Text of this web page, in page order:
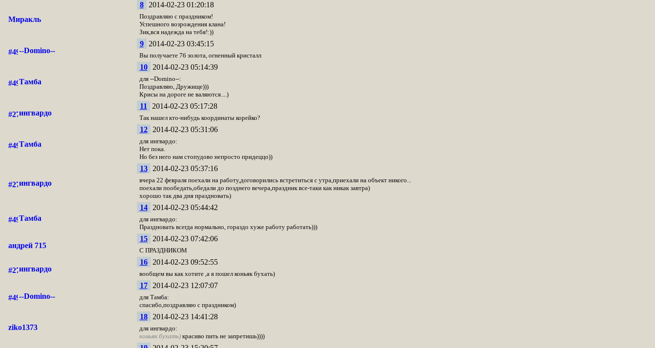
Миракль
8 2014-02-23 01:20:18
Поздравляю с праздником!
Успешного возрождения клана!
Зик,вся надежда на тебя!:))
--Domino--
9 2014-02-23 03:45:15
Вы получаете 76 золота, огненный кристалл
Тамба
10 2014-02-23 05:14:39
для --Domino--:
Поздравляю, Дружище)))
Крисы на дороге не валяются....)
ингвардо
11 2014-02-23 05:17:28
Так нашел кто-нибудь координаты корейко?
Тамба
12 2014-02-23 05:31:06
для ингвардо:
Нет пока.
Но без него нам стопудово непросто придеццо))
ингвардо
13 2014-02-23 05:37:16
вчера 22 февраля поехали на работу,договорились встретиться с утра,приехали на объект никого...
поехали пообедать,обедали до позднего вечера,праздник все-таки как никак завтра)
хорошо так два дня праздновать)
Тамба
14 2014-02-23 05:44:42
для ингвардо:
Праздновать всегда нормально, гораздо хуже работу работать)))
андрей 715
15 2014-02-23 07:42:06
С ПРАЗДНИКОМ
ингвардо
16 2014-02-23 09:52:55
вообщем вы как хотите ,а я пошел коньяк бухать)
--Domino--
17 2014-02-23 12:07:07
для Тамба:
спасибо,поздравляю с праздником)
ziko1373
18 2014-02-23 14:41:28
для ингвардо:
коньяк бухать) красиво пить не запретишь))))